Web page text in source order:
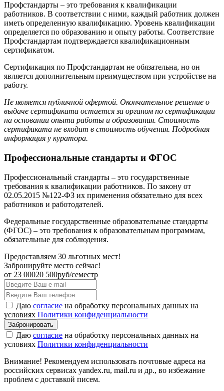
Профстандарты – это требования к квалификации
работников. В соответствии с ними, каждый работник должен
иметь определенную квалификацию. Уровень квалификации
определяется по образованию и опыту работы. Соответствие
Профстандартам подтверждается квалификационным
сертификатом.
Сертификация по Профстандартам не обязательна, но он
является дополнительным преимуществом при устройстве на
работу.
Не является публичной офертой. Окончательное решение о
выдаче сертификата остается за органом по сертификации
на основании опыта работы и образования. Стоимость
сертификата не входит в стоимость обучения. Подробная
информация у куратора.
Профессиональные стандарты и ФГОС
Профессиональный стандарты – это государственные
требования к квалификации работников. По закону от
02.05.2015 №122-ФЗ их применения обязательно для всех
работников и работодателей.
Федеральные государственные образовательные стандарты
(ФГОС) – это требования к образовательным программам,
обязательные для соблюдения.
Предоставляем 30 льготных мест!
Забронируйте место сейчас!
от 23 00020 500руб/семестр
Даю согласие на обработку персональных данных на
условиях Политики конфиденциальности
Даю согласие на обработку персональных данных на
условиях Политики конфиденциальности
Внимание! Рекомендуем использовать почтовые адреса на
российских сервисах yandex.ru, mail.ru и др., во избежание
проблем с доставкой писем.